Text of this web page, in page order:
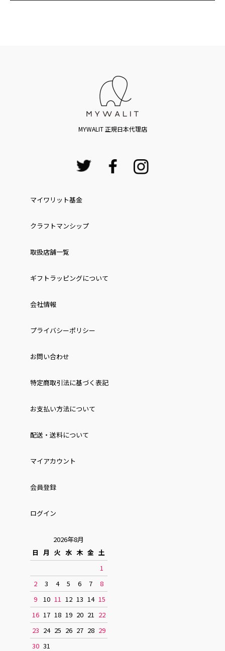
MYWALIT 正規日本代理店
マイワリット基金
クラフトマンシップ
取扱店舗一覧
ギフトラッピングについて
会社情報
プライバシーポリシー
お問い合わせ
特定商取引法に基づく表記
お⽀払い⽅法について
配送・送料について
マイアカウント
会員登録
ログイン
2026年8月
日
月 火 水 木 金 土
1
2
3 4 5 6 7
8
9
10 11 12 13 14 15
16 17 18 19 20 21
22
23 24 25 26 27 28 29
30 31